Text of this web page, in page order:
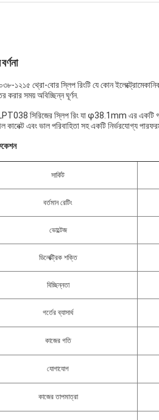
১২১৫ থ্রো-বোর স্লিপ রিংটি যে কোন
করার সময় অবিচ্ছিন্ন ঘূর্ণন.
সিরিজের স্লিপ রিং যা φ38.1mm এর একটি
কানেক্ট এবং ভাল পরিবাহিতা সহ একটি নির্ভরযোগ্য
সার্কিট
বর্তমান রেটিং
ভোল্টেজ
ডিলেক্ট্রিক শক্তি
বিচ্ছিন্নতা
গর্তের ব্যাসার্ধ
কাজের গতি
যোগাযোগ
কাজের তাপমাত্রা